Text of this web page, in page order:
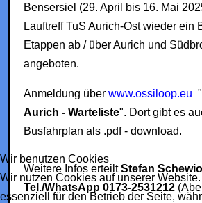
Bensersiel (29. April bis 16. Mai
Lauftreff TuS Aurich-Ost wieder ein
Etappen ab / über Aurich und
angeboten.
Anmeldung über www.ossiloop.eu "
Aurich - Warteliste". Dort gibt es
Busfahrplan als .pdf - download.
Weitere Infos erteiltStefan
Tel./WhatsApp 0173-2531212
Wir benutzen Cookies
Wir nutzen Cookies auf unserer
essenziell für den Betrieb der Seite,